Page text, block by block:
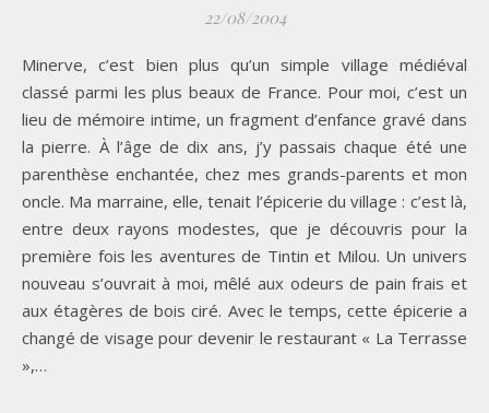
22/08/2004
Minerve, c’est bien plus qu’un simple village médiéval
classé parmi les plus beaux de France. Pour moi, c’est un
lieu de mémoire intime, un fragment d’enfance gravé dans
la pierre. À l’âge de dix ans, j’y passais chaque été une
parenthèse enchantée, chez mes grands-parents et mon
oncle. Ma marraine, elle, tenait l’épicerie du village : c’est là,
entre deux rayons modestes, que je découvris pour la
première fois les aventures de Tintin et Milou. Un univers
nouveau s’ouvrait à moi, mêlé aux odeurs de pain frais et
aux étagères de bois ciré. Avec le temps, cette épicerie a
changé de visage pour devenir le restaurant « La Terrasse
»,…